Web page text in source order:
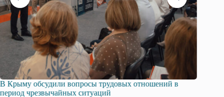
В Крыму обсудили вопросы трудовых отношений в
период чрезвычайных ситуаций